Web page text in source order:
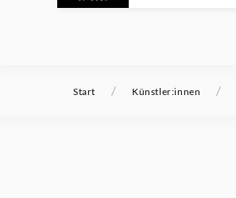
Start / Künstler:innen /